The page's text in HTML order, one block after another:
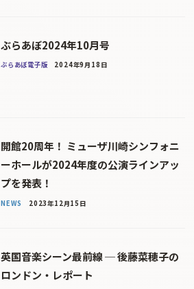
ぶらあぼ2024年10月号
ぶらあぼ電子版 2024年9月18日
開館20周年！ ミューザ川崎シンフォニ
ーホールが2024年度の公演ラインアッ
プを発表！
NEWS 2023年12月15日
英国音楽シーン最前線 ─ 後藤菜穂子の
ロンドン・レポート